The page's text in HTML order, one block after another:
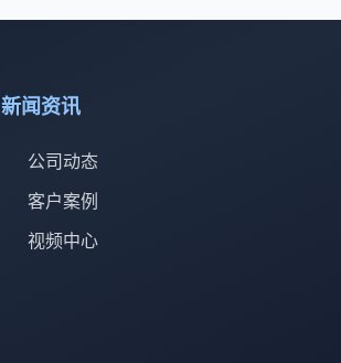
新闻资讯
公司动态
客户案例
视频中心